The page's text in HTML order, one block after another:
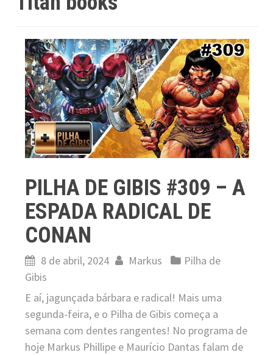
PILHA DE GIBIS #309 – A
ESPADA RADICAL DE
CONAN
8 de abril, 2024 Markus
Pilha de
Gibis
E aí, jagunçada bárbara e radical! Mais uma
segunda-feira, e o Pilha de Gibis começa a
semana com dentes rangentes! No programa de
hoje Markus Phillipe e Maurício Dantas falam de